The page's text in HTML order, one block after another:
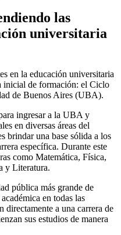
las
universitaria
en la educación universitaria
inicial de formación: el Ciclo
de Buenos Aires (UBA).
ingresar a la UBA y
en diversas áreas del
brindar una base sólida a los
específica. Durante este
como Matemática, Física,
y Literatura.
pública más grande de
en todas las
directamente a una carrera de
sus estudios de manera